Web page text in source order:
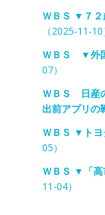
ＷＢＳ ▼７２
（2025-11-10
ＷＢＳ ▼外
07）
ＷＢＳ 日産
出前アプリの
ＷＢＳ ▼ト
05）
ＷＢＳ ▼「高
11-04）